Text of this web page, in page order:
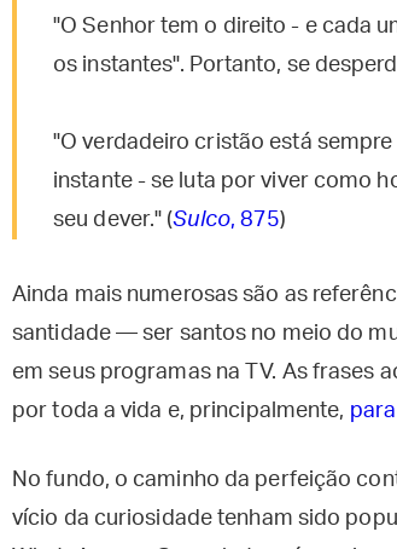
"O Senhor tem o direito - e cada
os instantes". Portanto, se
"O verdadeiro cristão está
instante - se luta por viver como
seu dever." (Sulco, 875)
Ainda mais numerosas são as
santidade — ser santos no meio do
em seus programas na TV. As frases
por toda a vida e, principalmente,
No fundo, o caminho da perfeição
vício da curiosidade tenham sido